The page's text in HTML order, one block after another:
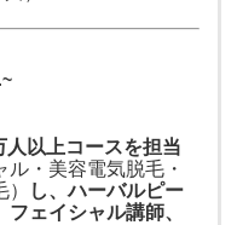
以上コースを担当
ル・美容電気脱毛・
し、ハーバルピー
ェイシャル講師、